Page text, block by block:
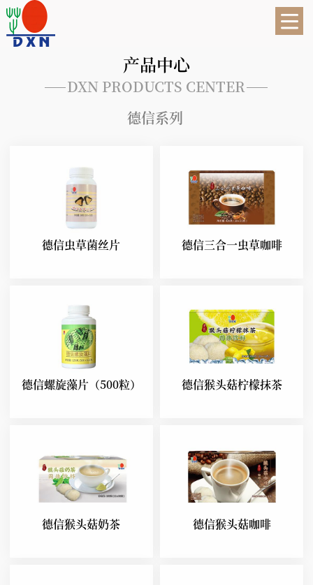
产品中心
DXN PRODUCTS CENTER
德信系列
德信虫草菌丝片 德信三合一虫草咖啡
德信螺旋藻片（500粒） 德信猴头菇柠檬抹茶
德信猴头菇奶茶 德信猴头菇咖啡